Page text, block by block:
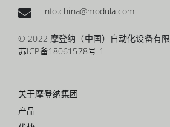
info.china@modula.com
© 2022 摩登纳（中国）自动化设备有
苏ICP备18061578号-1
关于摩登纳集团
产品